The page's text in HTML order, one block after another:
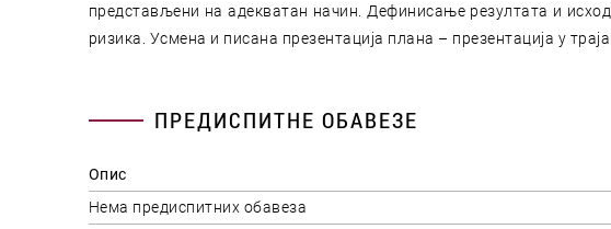
представљени на адекватан начин. Дефинисање резултата и
ризика. Усмена и писана презентација плана – презентација у
ПРЕДИСПИТНЕ ОБАВЕЗЕ
Опис
Нема предиспитних обавеза